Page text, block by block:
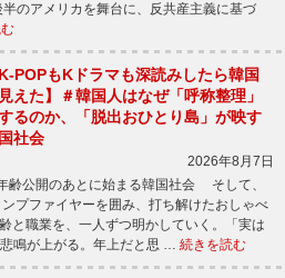
のアメリカを舞台に、反共産主義に基づ
K-POPもKドラマも深読みしたら韓国
えた】＃韓国人はなぜ「呼称整理」
るのか、「脱出おひとり島」が映す
社会
2026年8月7日
齢公開のあとに始まる韓国社会 そして、
プファイヤーを囲み、打ち解けたおしゃべ
と職業を、一人ずつ明かしていく。「実は
鳴が上がる。年上だと思 … 続きを読む